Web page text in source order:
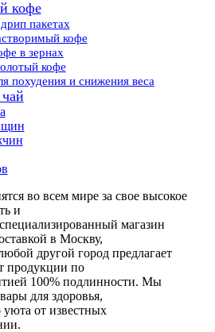
кофе
пакетах
кофе
в зернах
кофе
похудения и снижения веса
во всем мире за свое высокое
и
магазин
в Москву,
другой город предлагает
продукции по
100% подлинности. Мы
для здоровья,
от известных